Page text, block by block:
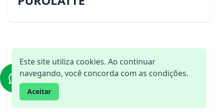
Este site utiliza cookies. Ao continuar
navegando, você concorda com as condições.
Aceitar